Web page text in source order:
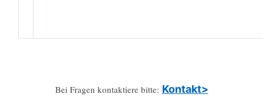
Bei Fragen kontaktiere bitte: Kontakt>